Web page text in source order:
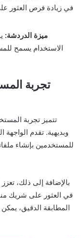
في زيادة فرص العثور
ميزة الدردشة:
الاستخدام يسمح
تجربة
تتميز تجربة
وبديهية. تقدم
للمستخدمين بإنشاء
بالإضافة إلى ذلك،
في العثور على شريك
المطابقة الدقيق،